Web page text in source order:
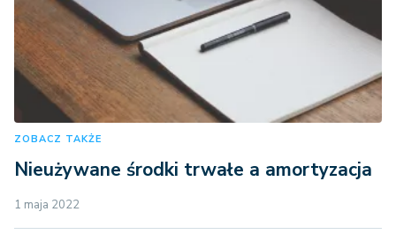
ZOBACZ TAKŻE
Nieużywane środki trwałe a amortyzacja
1 maja 2022